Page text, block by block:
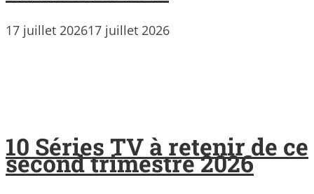
17 juillet 202617 juillet 2026
10 Séries TV à retenir de ce
second trimestre 2026